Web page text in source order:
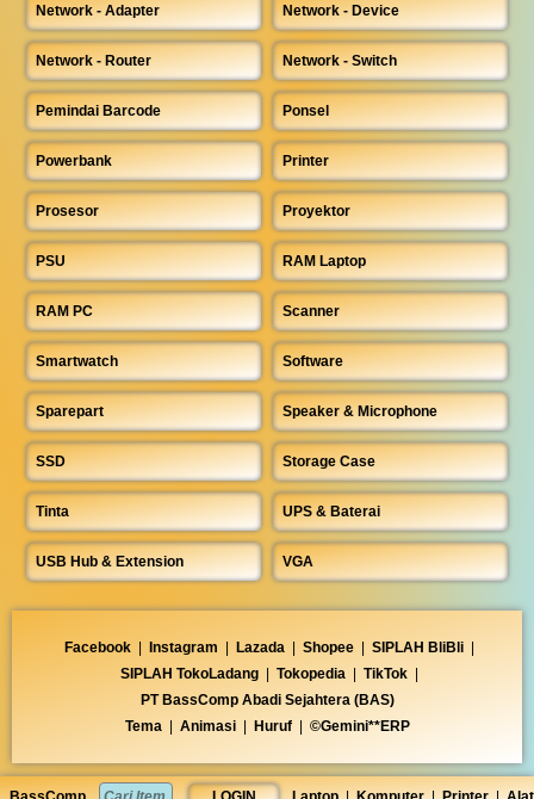
Network - Adapter Network - Device
Network - Router Network - Switch
Pemindai Barcode Ponsel
Powerbank Printer
Prosesor Proyektor
PSU RAM Laptop
RAM PC Scanner
Smartwatch Software
Sparepart Speaker & Microphone
SSD Storage Case
Tinta UPS & Baterai
USB Hub & Extension VGA
Facebook | Instagram | Lazada | Shopee | SIPLAH BliBli |
SIPLAH TokoLadang | Tokopedia | TikTok |
PT BassComp Abadi Sejahtera (BAS)
Tema | Animasi | Huruf | ©Gemini**ERP